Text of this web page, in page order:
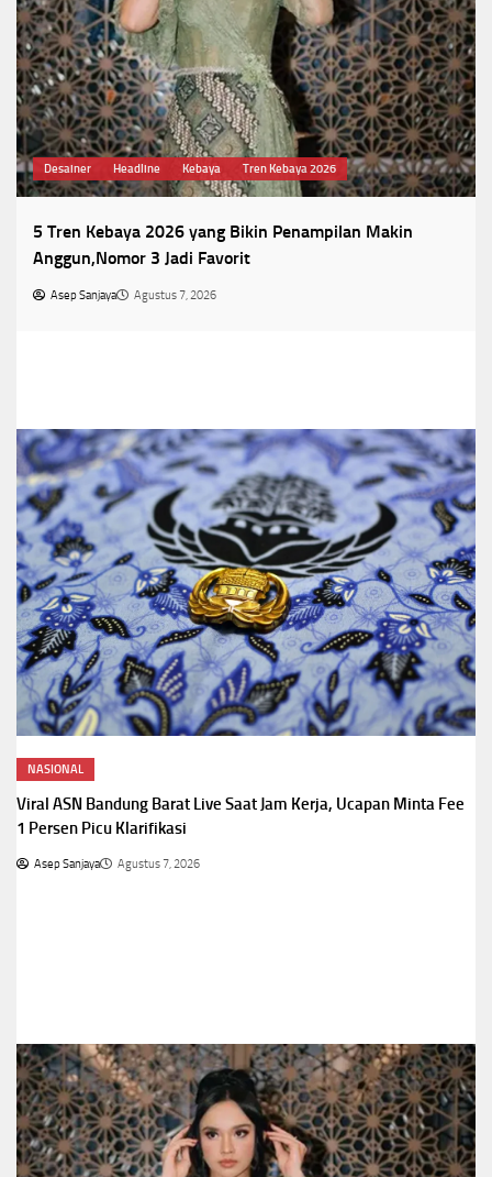
Desainer Headline Kebaya Tren Kebaya 2026
5 Tren Kebaya 2026 yang Bikin Penampilan Makin
Anggun,Nomor 3 Jadi Favorit
Asep Sanjaya Agustus 7, 2026
NASIONAL
Viral ASN Bandung Barat Live Saat Jam Kerja, Ucapan Minta Fee
1 Persen Picu Klarifikasi
Asep Sanjaya Agustus 7, 2026